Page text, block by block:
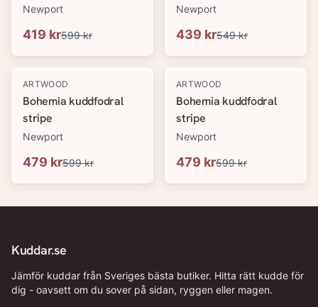
Newport
419 kr599 kr
Newport
439 kr549 kr
-20%
ARTWOOD
Bohemia kuddfodral
stripe
Newport
479 kr599 kr
-20%
ARTWOOD
Bohemia kuddfodral
stripe
Newport
479 kr599 kr
Kuddar.se
Jämför kuddar från Sveriges bästa butiker. Hitta rätt kudde för
dig - oavsett om du sover på sidan, ryggen eller magen.